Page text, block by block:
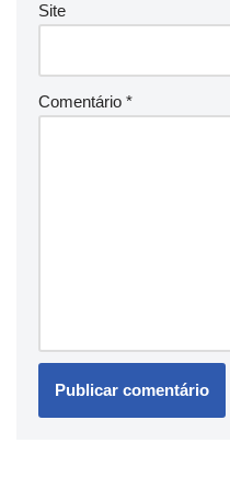
Site
Comentário *